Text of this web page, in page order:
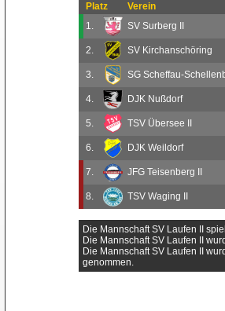
Platz Verein
1.
SV Surberg II
2. SV Kirchanschöring
3. SG Scheffau-
4. DJK Nußdorf
5. TSV Übersee II
6. DJK Weildorf
7. JFG Teisenberg II
8. TSV Waging II
Die Mannschaft SV Laufen II
Die Mannschaft SV Laufen II
Die Mannschaft SV Laufen II
genommen.